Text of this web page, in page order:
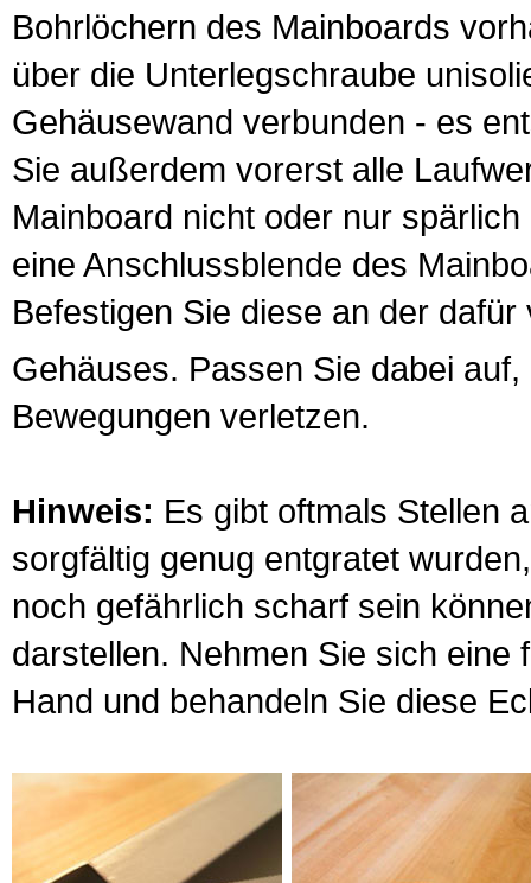
Bohrlöchern des Mainboards
über die Unterlegschraube
Gehäusewand verbunden - es
Sie außerdem vorerst alle
Mainboard nicht oder nur
eine Anschlussblende des
Befestigen Sie diese an der
Gehäuses. Passen Sie dabei
Bewegungen verletzen.
Hinweis: Es gibt oftmals Stellen
sorgfältig genug entgratet
noch gefährlich scharf sein
darstellen. Nehmen Sie sich eine
Hand und behandeln Sie diese